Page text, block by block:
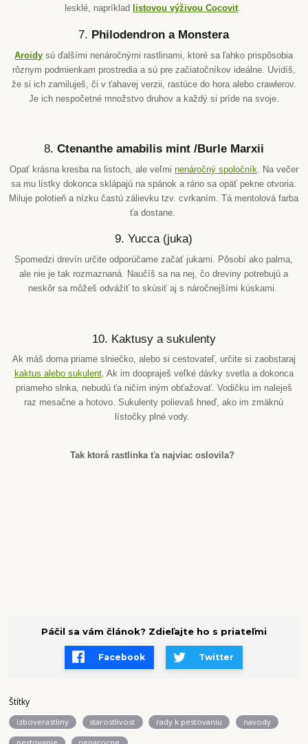
lesklé, napríklad
listovou výživou Cocovit.
7. Philodendron a Monstera
Aroidy sú ďalšími nenáročnými rastlinami, ktoré sa ľahko prispôsobia
rôznym podmienkam prostredia a sú pre začiatočníkov ideálne. Uvidíš,
že si ich zamiluješ, či v ťahavej verzii, rastúce do hora alebo crawlerov.
Je ich nespočetné množstvo druhov a každý si príde na svoje.
8. Ctenanthe amabilis mint /Burle Marxii
Opať krásna kresba na listoch, ale veľmi nenáročný spoločník . Na večer
sa mu lístky dokonca sklápajú na spánok a ráno sa opäť pekne otvoria.
Miluje polotieň a nízku častú zálievku tzv. cvrkaním. Tá mentolová farba
ťa dostane.
9. Yucca (juka)
Spomedzi drevín určite odporúčame začať jukami. Pôsobí ako palma,
ale nie je tak rozmaznaná. Naučíš sa na nej, čo dreviny potrebujú a
neskôr sa môžeš odvážiť to skúsiť aj s náročnejšími kúskami.
10. Kaktusy a sukulenty
Ak máš doma priame slniečko, alebo si cestovateľ, určite si zaobstaraj
kaktus alebo sukulent. Ak im doopraješ veľké dávky svetla a dokonca
priameho slnka, nebudú ťa ničím iným obťažovať. Vodičku im naleješ
raz mesačne a hotovo. Sukulenty polievaš hneď, ako im zmäknú
lístočky plné vody.
Tak ktorá rastlinka ťa najviac oslovila?
Páčil sa vám článok? Zdieľajte ho s priateľmi
Facebook Twitter
Štítky
izboverastliny starostlivost rady k pestovaniu navody